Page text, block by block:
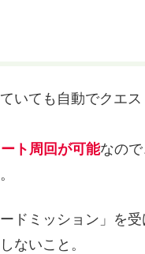
いても自動でクエ
ト周回が可能なの
ドミッション」を受
ないこと。